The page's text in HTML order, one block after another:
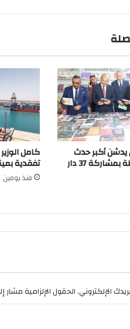
أكبر حدث
ثقافى بالمحافظة بمشاركة 37 دار
كامل
تفقدية
منذ يومين
الإلكتروني.الحقول الإلزامية مشار